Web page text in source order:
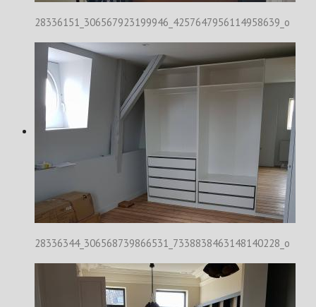
28336151_306567923199946_4257647956114958639_o
28336344_306568739866531_7338838463148140228_o